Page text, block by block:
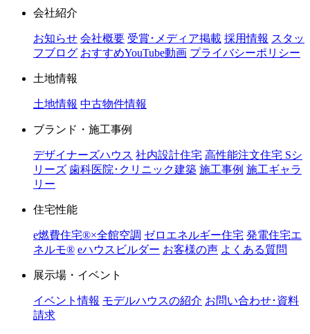
会社紹介
お知らせ 会社概要 受賞･メディア掲載 採用情報 スタッ
フブログ おすすめYouTube動画 プライバシーポリシー
土地情報
土地情報 中古物件情報
ブランド・施工事例
デザイナーズハウス 社内設計住宅 高性能注文住宅 Sシ
リーズ 歯科医院･クリニック建築 施工事例 施工ギャラ
リー
住宅性能
e燃費住宅®︎×全館空調 ゼロエネルギー住宅 発電住宅エ
ネルモ®︎ eハウスビルダー お客様の声 よくある質問
展示場・イベント
イベント情報 モデルハウスの紹介 お問い合わせ･資料
請求